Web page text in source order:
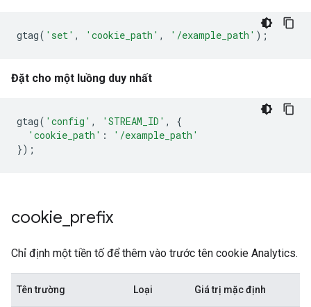
gtag( 'set' , 'cookie_path' , '/example_path' );
Đặt cho một luồng duy nhất
gtag( 'config' , 'STREAM_ID' ,
{
'cookie_path' :
'/example_path'
});
cookie prefix
Chỉ định một tiền tố để thêm vào trước tên cookie Analytics.
Tên trường Loại Giá trị mặc định